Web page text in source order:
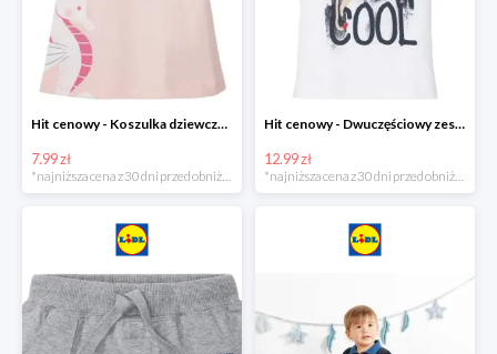
Hit cenowy - Koszulka dziewczęca
7.99 zł
*najniższa cena z 30 dni przed obniżką
Hit cenowy - Dwuczęściowy zestaw chłopięcy
12.99 zł
*najniższa cena z 30 dni przed obniżką